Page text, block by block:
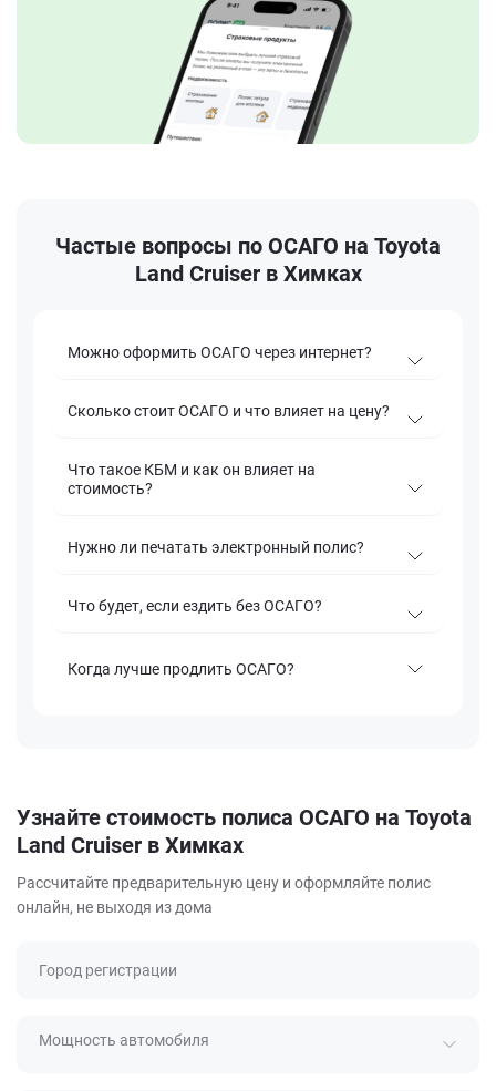
Частые вопросы по ОСАГО на Toyota
Land Cruiser в Химках
Можно оформить ОСАГО через интернет?
Сколько стоит ОСАГО и что влияет на цену?
Что такое КБМ и как он влияет на
стоимость?
Нужно ли печатать электронный полис?
Что будет, если ездить без ОСАГО?
Когда лучше продлить ОСАГО?
Узнайте стоимость полиса ОСАГО на Toyota
Land Cruiser в Химках
Рассчитайте предварительную цену и оформляйте полис
онлайн, не выходя из дома
Город регистрации
Мощность автомобиля